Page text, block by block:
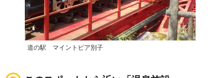
道の駅 マイントピア別子